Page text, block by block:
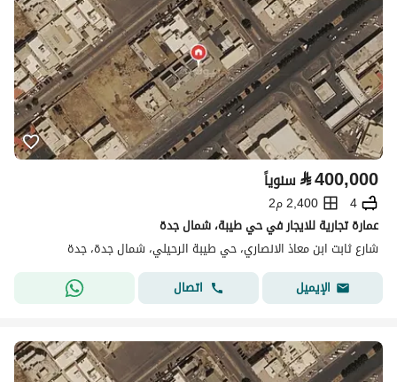
⃁400,000 سنوياً
4
2,400 م2
عمارة تجارية للايجار في حي طيبة، شمال جدة
شارع ثابت ابن معاذ الانصاري، حي طيبة الرحيلي، شمال جدة، جدة
الإيميل
اتصال